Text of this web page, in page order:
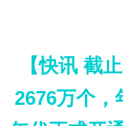
【快讯 截
2676万个，